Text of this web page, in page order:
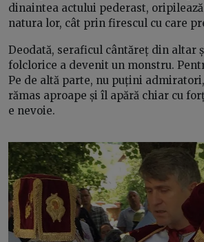
dinaintea actului pederast,
natura lor, cât prin firescul cu care
Deodată, seraficul cântăreț din altar
folclorice a devenit un monstru.
Pe de altă parte, nu puțini
rămas aproape și îl apără chiar cu
e nevoie.